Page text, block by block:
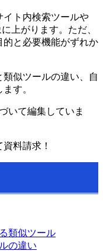
イト内検索ツールや
上がります。ただ、
と必要機能がずれか
似ツールの違い、自
す。
いて編集していま
料請求！
類似ツール
の違い